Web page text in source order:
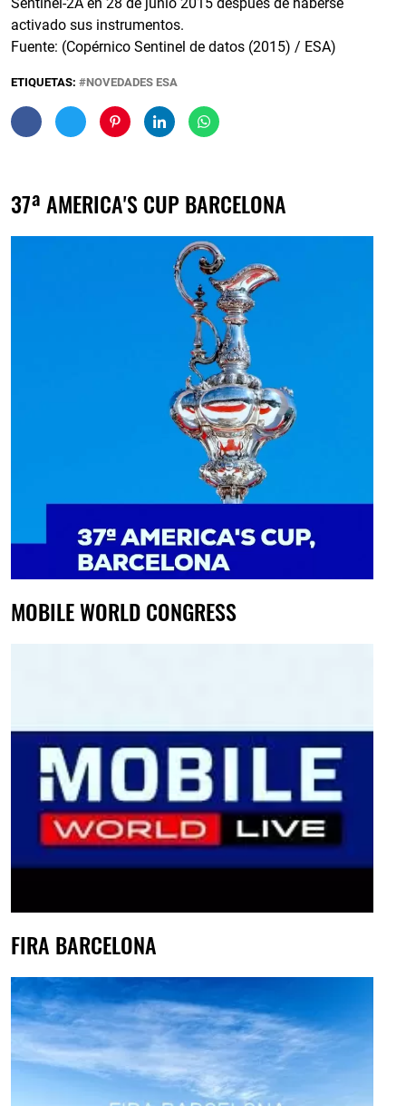
activado sus instrumentos.
Fuente: (Copérnico Sentinel de datos (2015) / ESA)
ETIQUETAS: NOVEDADES ESA
37ª AMERICA'S CUP BARCELONA
MOBILE WORLD CONGRESS
FIRA BARCELONA